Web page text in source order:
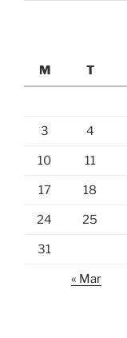
M
T
3 4
10 11
17 18
24 25
31
« Mar